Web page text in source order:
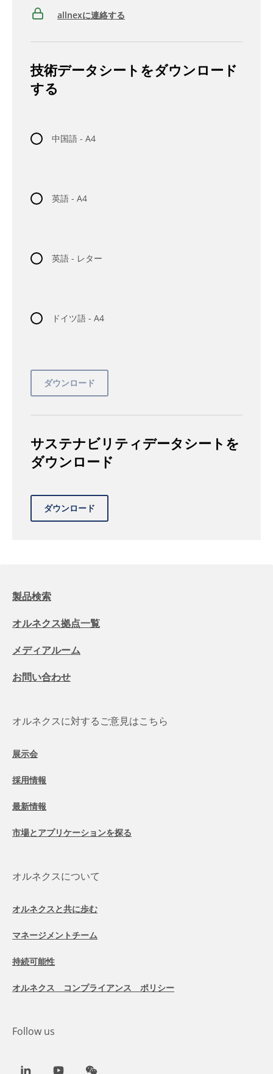
allnexに連絡する
技術データシートをダウンロード
する
中国語 - A4
英語 - A4
英語 - レター
ドイツ語 - A4
サステナビリティデータシートを
ダウンロード
製品検索
オルネクス拠点一覧
メディアルーム
お問い合わせ
オルネクスに対するご意見はこちら
展示会
採用情報
最新情報
市場とアプリケーションを探る
オルネクスについて
オルネクスと共に歩む
マネージメントチーム
持続可能性
オルネクス コンプライアンス ポリシー
Follow us